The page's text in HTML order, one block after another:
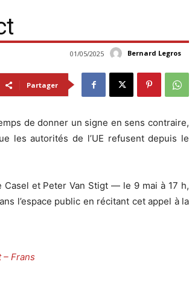
Bernard Legros
01/05/2025
Partager
de donner un signe en sens contraire,
les autorités de l’UE refusent depuis le
et Peter Van Stigt — le 9 mai à 17 h,
l’espace public en récitant cet appel à la
– Frans